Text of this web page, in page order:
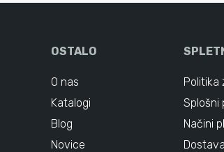
OSTALO
O nas
Katalogi
Blog
Novice
Politika
Splošni
Načini
Dostava